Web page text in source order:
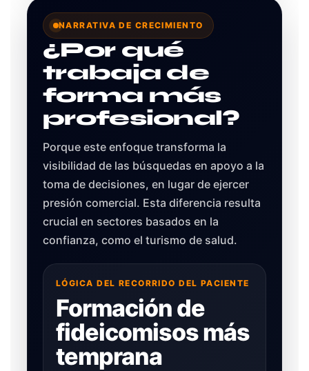
NARRATIVA DE CRECIMIENTO
¿Por qué
trabaja de
forma más
profesional?
Porque este enfoque transforma la
visibilidad de las búsquedas en apoyo a la
toma de decisiones, en lugar de ejercer
presión comercial. Esta diferencia resulta
crucial en sectores basados en la
confianza, como el turismo de salud.
LÓGICA DEL RECORRIDO DEL PACIENTE
Formación de
fideicomisos más
temprana